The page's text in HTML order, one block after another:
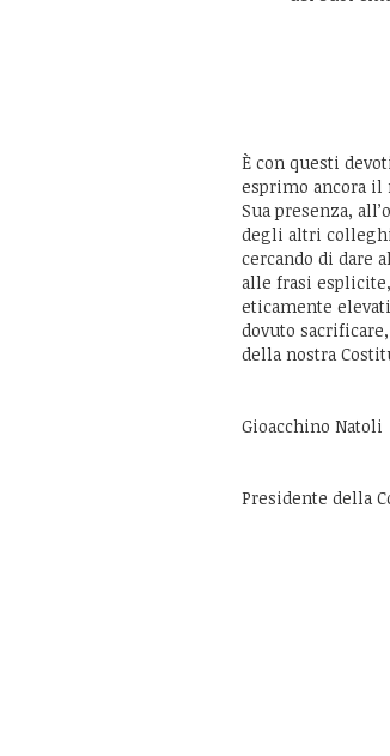
È con questi
esprimo ancora il
Sua presenza,
degli altri
cercando di dare
alle frasi
eticamente
dovuto
della nostra
Gioacchino Natoli
Presidente della